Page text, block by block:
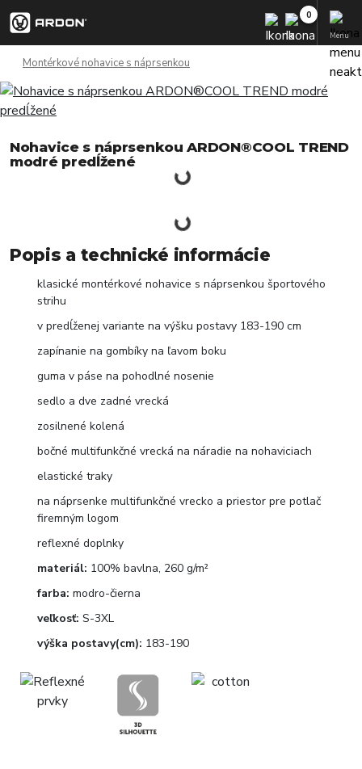
Menu
Montérkové nohavice s náprsenkou
Nohavice s náprsenkou ARDON®COOL TREND
modré predĺžené
Popis a technické informácie
klasické montérkové nohavice s náprsenkou športového
strihu
v predĺženej variante na výšku postavy 183-190 cm
zapínanie na gombíky na ľavom boku
guma v páse na pohodlné nosenie
sedlo a dve zadné vrecká
zosilnené kolená
bočné multifunkčné vrecká na náradie na nohaviciach
elastické traky
na náprsenke multifunkčné vrecko a priestor pre potlač
firemným logom
reflexné doplnky
materiál: 100% bavlna, 260 g/m²
farba: modro-čierna
veľkosť: S-3XL
výška postavy(cm): 183-190